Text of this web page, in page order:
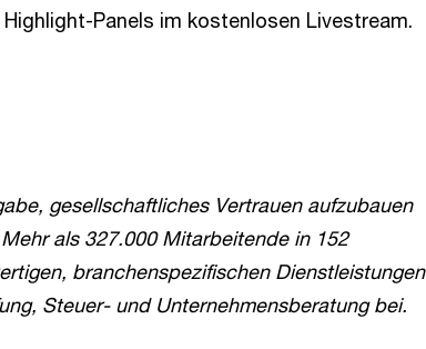
Panels im kostenlosen Livestream.
gesellschaftliches Vertrauen aufzubauen
als 327.000 Mitarbeitende in 152
branchenspezifischen Dienstleistungen
Steuer- und Unternehmensberatung bei.